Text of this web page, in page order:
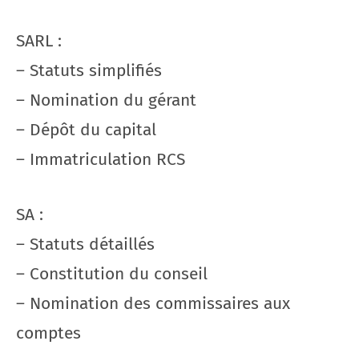
SARL :
– Statuts simplifiés
– Nomination du gérant
– Dépôt du capital
– Immatriculation RCS
SA :
– Statuts détaillés
– Constitution du conseil
– Nomination des commissaires aux
comptes